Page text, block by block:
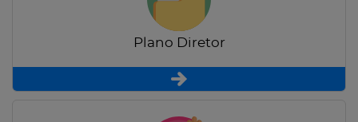
Plano Diretor